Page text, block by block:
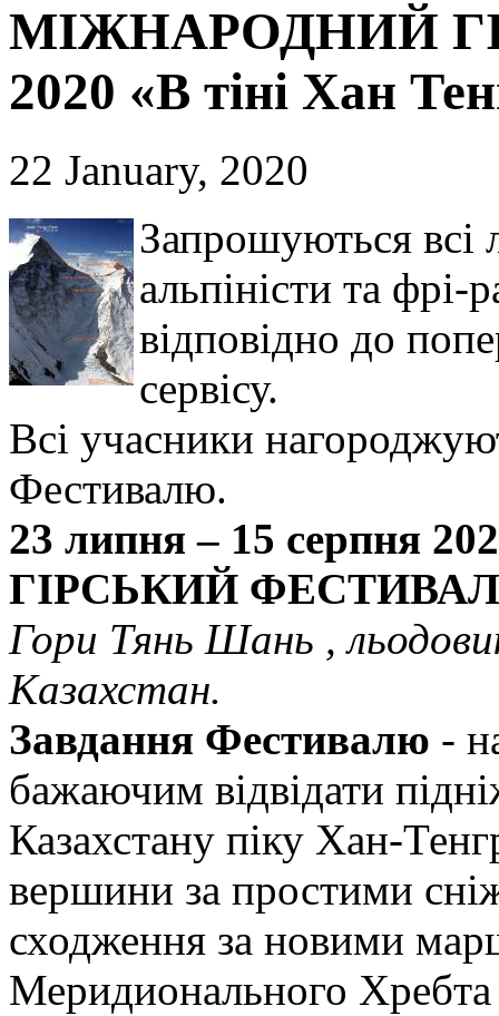
МІЖНАРОДНИЙ
2020 «В тіні Хан
22 January, 2020
Запрошуються всі
альпіністи та
відповідно до
сервісу.
Всі учасники
Фестивалю.
23 липня – 15 серпня
ГІРСЬКИЙ ФЕСТИВАЛЬ
Гори Тянь Шань ,
Казахстан.
Завдання Фестивалю -
бажаючим відвідати
Казахстану піку Хан-
вершини за простими
сходження за новими
Меридионального